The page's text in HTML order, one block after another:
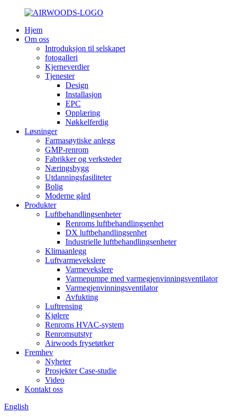
Hjem
Om oss
Introduksjon til selskapet
fotogalleri
Kjerneverdier
Tjenester
Design
Installasjon
EPC
Opplæring
Nøkkelferdig
Løsninger
Farmasøytiske anlegg
GMP-renrom
Fabrikker og verksteder
Næringsbygg
Utdanningsfasiliteter
Bolig
Moderne gård
Produkter
Luftbehandlingsenheter
Renroms luftbehandlingsenhet
DX luftbehandlingsenhet
Industrielle luftbehandlingsenheter
Klimaanlegg
Luftvarmevekslere
Varmevekslere
Varmepumpe med varmegjenvinningsventilator
Varmegjenvinningsventilator
Avfukting
Luftrensing
Kjølere
Renroms HVAC-system
Renromsutstyr
Airwoods frysetørker
Fremhev
Nyheter
Prosjekter Case-studie
Video
Kontakt oss
English